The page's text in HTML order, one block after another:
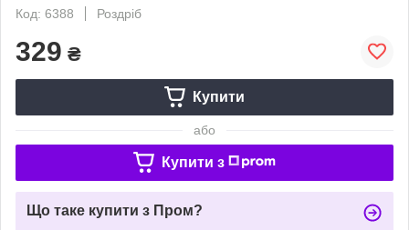
Код: 6388
Роздріб
329 ₴
Купити
або
Купити з
Що таке купити з Пром?